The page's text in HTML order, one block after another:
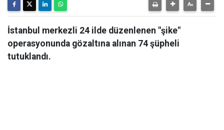
İstanbul merkezli 24 ilde düzenlenen "şike"
operasyonunda gözaltına alınan 74 şüpheli
tutuklandı.